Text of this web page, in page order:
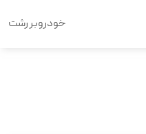
خودروبر رشت